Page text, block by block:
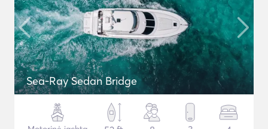
Sea-Ray Sedan Bridge